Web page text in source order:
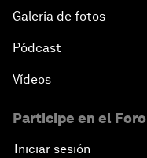
Galería de fotos
Pódcast
Vídeos
Participe en el Foro
Iniciar sesión